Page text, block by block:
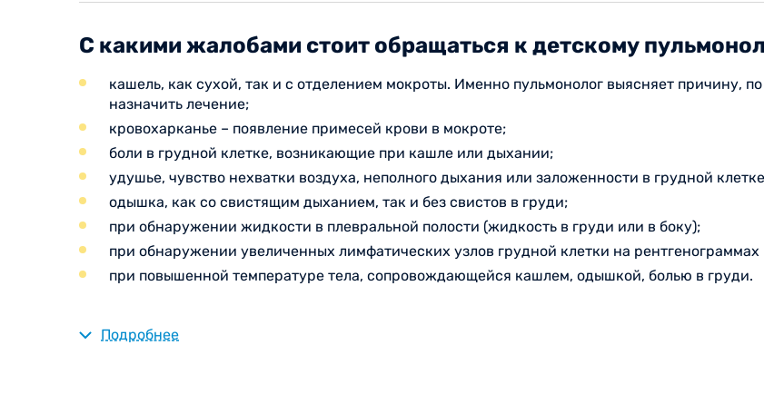
С какими жалобами стоит обращаться к детскому
кашель, как сухой, так и с отделением мокроты. Именно пульмонолог выясняет причину,
назначить лечение;
кровохарканье – появление примесей крови в мокроте;
боли в грудной клетке, возникающие при кашле или дыхании;
удушье, чувство нехватки воздуха, неполного дыхания или заложенности в грудной
одышка, как со свистящим дыханием, так и без свистов в груди;
при обнаружении жидкости в плевральной полости (жидкость в груди или в боку);
при обнаружении увеличенных лимфатических узлов грудной клетки на
при повышенной температуре тела, сопровождающейся кашлем, одышкой, болью в груди.
Подробнее